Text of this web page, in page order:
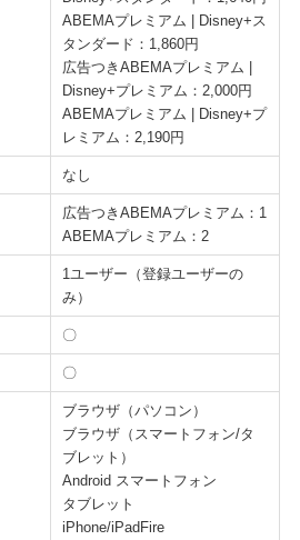
ABEMAプレミアム | Disney+ス
タンダード：1,860円
広告つきABEMAプレミアム |
Disney+プレミアム：2,000円
ABEMAプレミアム | Disney+プ
レミアム：2,190円
なし
広告つきABEMAプレミアム：1
ABEMAプレミアム：2
1ユーザー（登録ユーザーの
み）
〇
〇
ブラウザ（パソコン）
ブラウザ（スマートフォン/タ
ブレット）
Android スマートフォン
タブレット
iPhone/iPadFire